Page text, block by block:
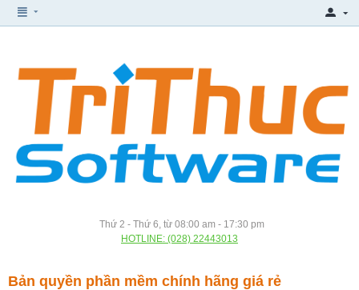
Thứ 2 - Thứ 6, từ 08:00 am - 17:30 pm
HOTLINE: (028) 22443013
Bản quyền phần mềm chính hãng giá rẻ